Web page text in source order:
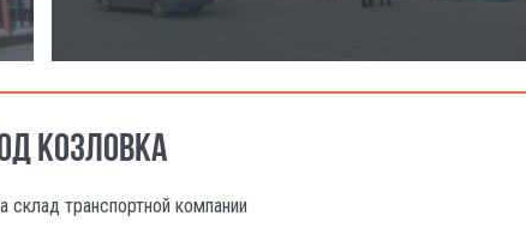
КОЗЛОВКА
транспортной компании